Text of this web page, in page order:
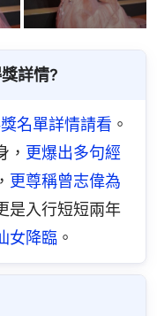
詳情?
名單詳情請看 。
， 更爆出多句經
更尊稱曾志偉為
是入行短短兩年
女降臨 。